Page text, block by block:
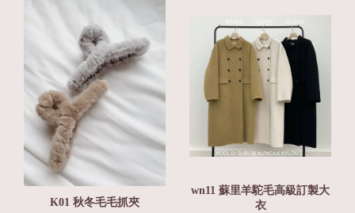
K01 秋冬毛毛抓夾
wn11 蘇里羊駝毛高級訂製大
衣